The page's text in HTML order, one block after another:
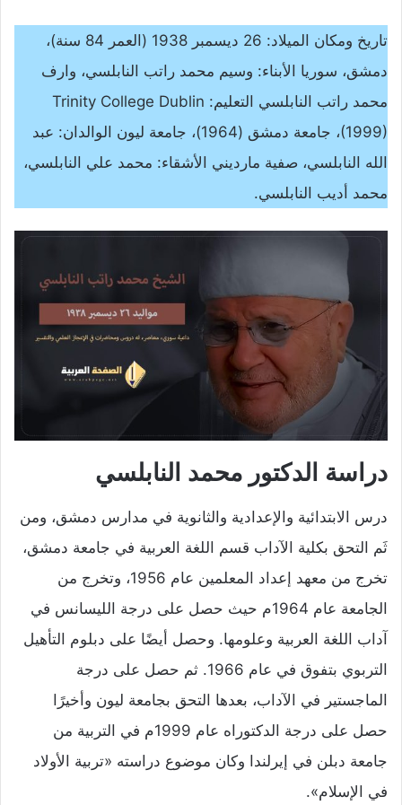
تاريخ ومكان الميلاد: 26 ديسمبر 1938 (العمر 84 سنة)،
دمشق، سوريا الأبناء: وسيم محمد راتب النابلسي، وارف
محمد راتب النابلسي التعليم: Trinity College Dublin
(1999)، جامعة دمشق (1964)، جامعة ليون الوالدان: عبد
الله النابلسي، صفية مارديني الأشقاء: محمد علي النابلسي،
محمد أديب النابلسي.
دراسة الدكتور محمد النابلسي
درس الابتدائية والإعدادية والثانوية في مدارس دمشق، ومن
ثَم التحق بكلية الآداب قسم اللغة العربية في جامعة دمشق،
تخرج من معهد إعداد المعلمين عام 1956، وتخرج من
الجامعة عام 1964م حيث حصل على درجة الليسانس في
آداب اللغة العربية وعلومها. وحصل أيضًا على دبلوم التأهيل
التربوي بتفوق في عام 1966. ثم حصل على درجة
الماجستير في الآداب، بعدها التحق بجامعة ليون وأخيرًا
حصل على درجة الدكتوراه عام 1999م في التربية من
جامعة دبلن في إيرلندا وكان موضوع دراسته «تربية الأولاد
في الإسلام».